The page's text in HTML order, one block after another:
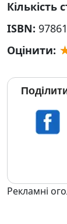
Кількість
ISBN:
Оцінити:
Рекламні